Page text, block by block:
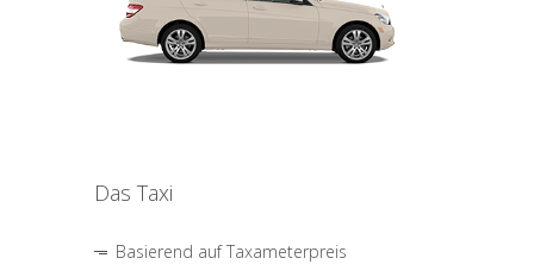
Das Taxi
Basierend auf Taxameterpreis